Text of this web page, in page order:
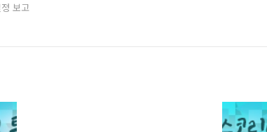
보고